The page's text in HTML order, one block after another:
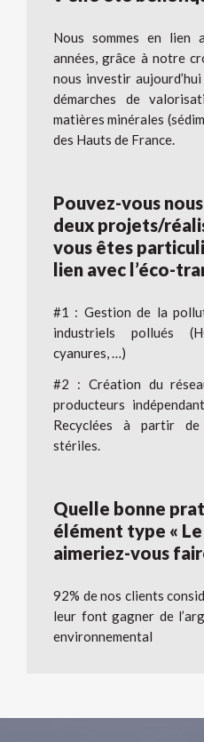
Nous sommes en lien
années, grâce à notre
nous investir
démarches de
matières minérales
des Hauts de France.
Pouvez-vous
deux projets/
vous êtes
lien avec l’éco-
#1 : Gestion de la
industriels pollués
cyanures, …)
#2 : Création du
producteurs
Recyclées à partir
stériles.
Quelle bonne
élément type « Le
aimeriez-vous
92% de nos clients
leur font gagner de
environnemental